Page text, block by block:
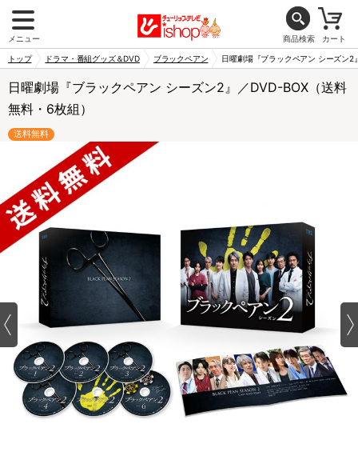
メニュー 商品検索 カート
トップ ドラマ・番組グッズ＆DVD ブラックペアン 日曜劇場『ブラックペアン シーズン
日曜劇場『ブラックペアン シーズン2』／DVD-BOX（送料
無料・6枚組）
送料無料